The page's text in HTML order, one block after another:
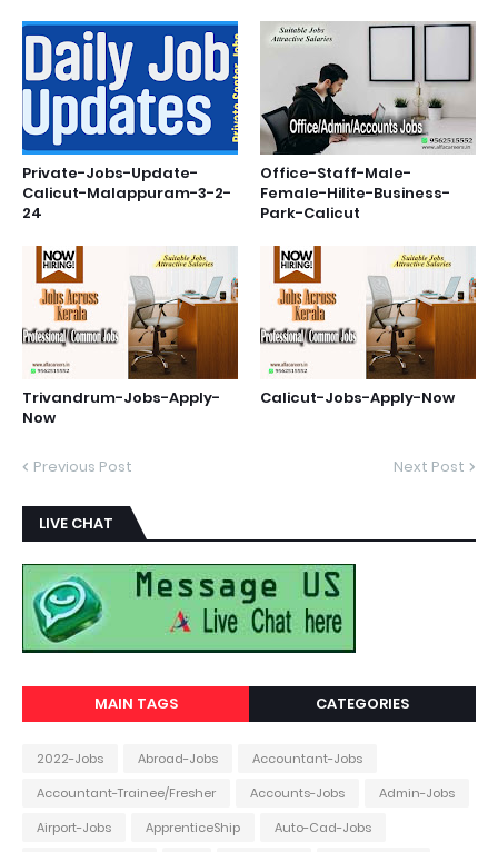
Private-Jobs-Update-
Calicut-Malappuram-3-2-
24
Office-Staff-Male-
Female-Hilite-Business-
Park-Calicut
Trivandrum-Jobs-Apply-
Now
Calicut-Jobs-Apply-Now
Previous Post Next Post
LIVE CHAT
MAIN TAGS CATEGORIES
2022-Jobs Abroad-Jobs
Accountant-Jobs
Accountant-Trainee/Fresher
Accounts-Jobs
Admin-Jobs
Airport-Jobs
ApprenticeShip Auto-Cad-Jobs